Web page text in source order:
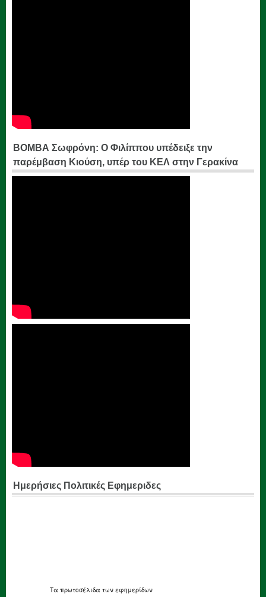
ΒΟΜΒΑ Σωφρόνη: Ο Φιλίππου υπέδειξε την
παρέμβαση Κιούση, υπέρ του ΚΕΛ στην Γερακίνα
Ημερήσιες Πολιτικές Εφημεριδες
Τα πρωτοσέλιδα των εφημερίδων